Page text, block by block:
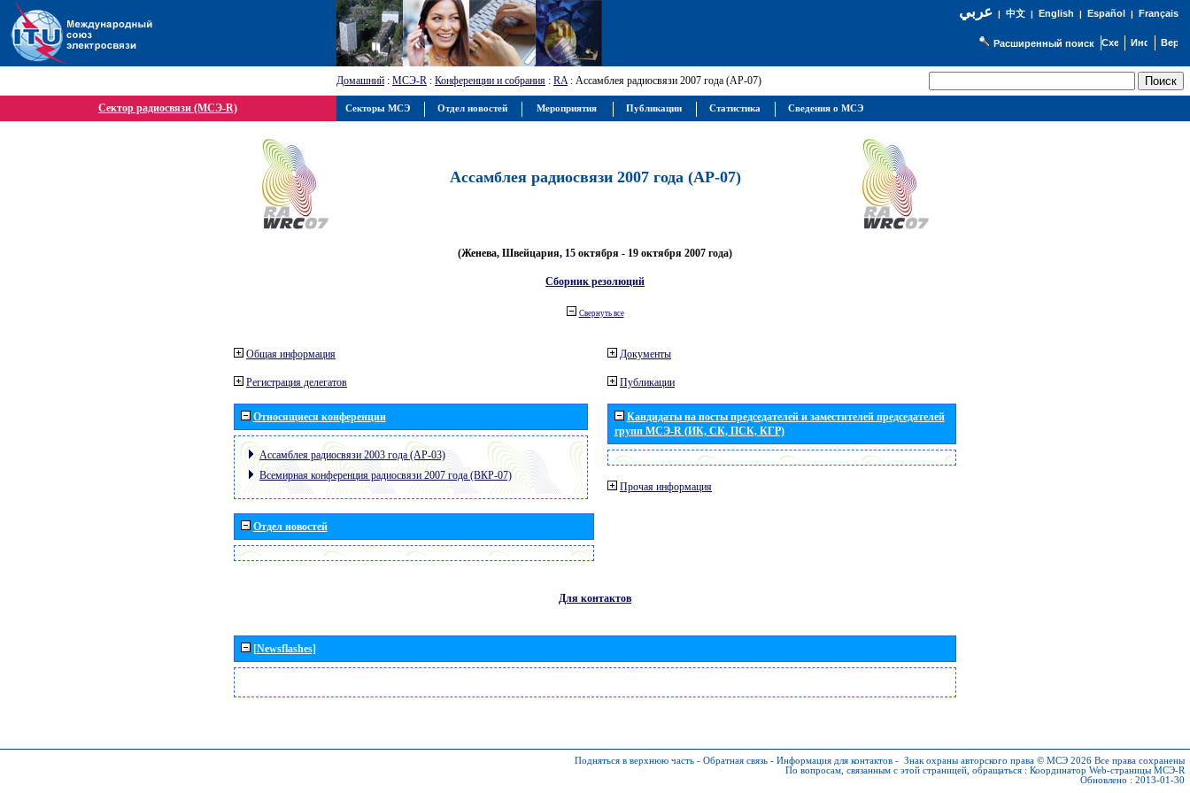
عربي| 中文| English | Español | Français
Расширенный поиск
Домашний : МСЭ-R : Конференции и собрания : RA: Ассамблея радиосвязи 2007 года (АР-07)
Сектор радиосвязи (МСЭ-R)
Ассамблея радиосвязи 2007 года (АР-07)
(Женева, Швейцария, 15 октября - 19 октября 2007 года)
Сборник резолюций
Свернуть все
Общая информация
Регистрация делегатов
Относящиеся конференции
Ассамблея радиосвязи 2003 года (АР-03)
Всемирная конференция радиосвязи 2007 года (ВКР-07)
Отдел новостей
Документы
Публикации
Кандидаты на посты председателей и заместителей председателей
групп МСЭ-R (ИК, СК, ПСК, КГР)
Прочая информация
Для контактов
[Newsflashes]
Подняться в верхнюю часть - Обратная связь - Информация для контактов - Знак охраны авторского права © МСЭ 2026 Все права сохранены
По вопросам, связанным с этой страницей, обращаться : Координатор Web-страницы МСЭ-R
Обновлено : 2013-01-30
Секторы МСЭ Отдел новостей Мероприятия Публикации Статистика Сведения о МСЭ